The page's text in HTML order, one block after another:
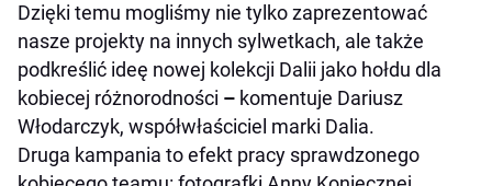
Dzięki temu mogliśmy nie tylko zaprezentować
nasze projekty na innych sylwetkach, ale także
podkreślić ideę nowej kolekcji Dalii jako hołdu dla
kobiecej różnorodności – komentuje Dariusz
Włodarczyk, współwłaściciel marki Dalia.
Druga kampania to efekt pracy sprawdzonego